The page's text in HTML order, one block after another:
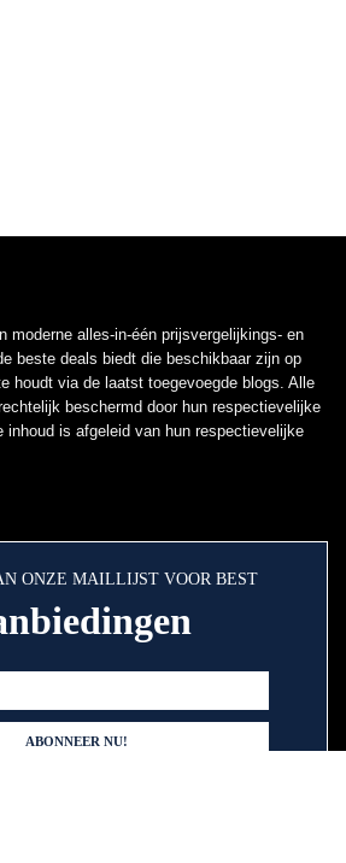
moderne alles-in-één prijsvergelijkings- en
beste deals biedt die beschikbaar zijn op
houdt via de laatst toegevoegde blogs. Alle
beschermd door hun respectievelijke
inhoud is afgeleid van hun respectievelijke
ONZE MAILLIJST VOOR BEST